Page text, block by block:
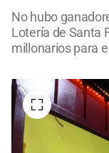
No hubo
Lotería de Santa
millonarios para